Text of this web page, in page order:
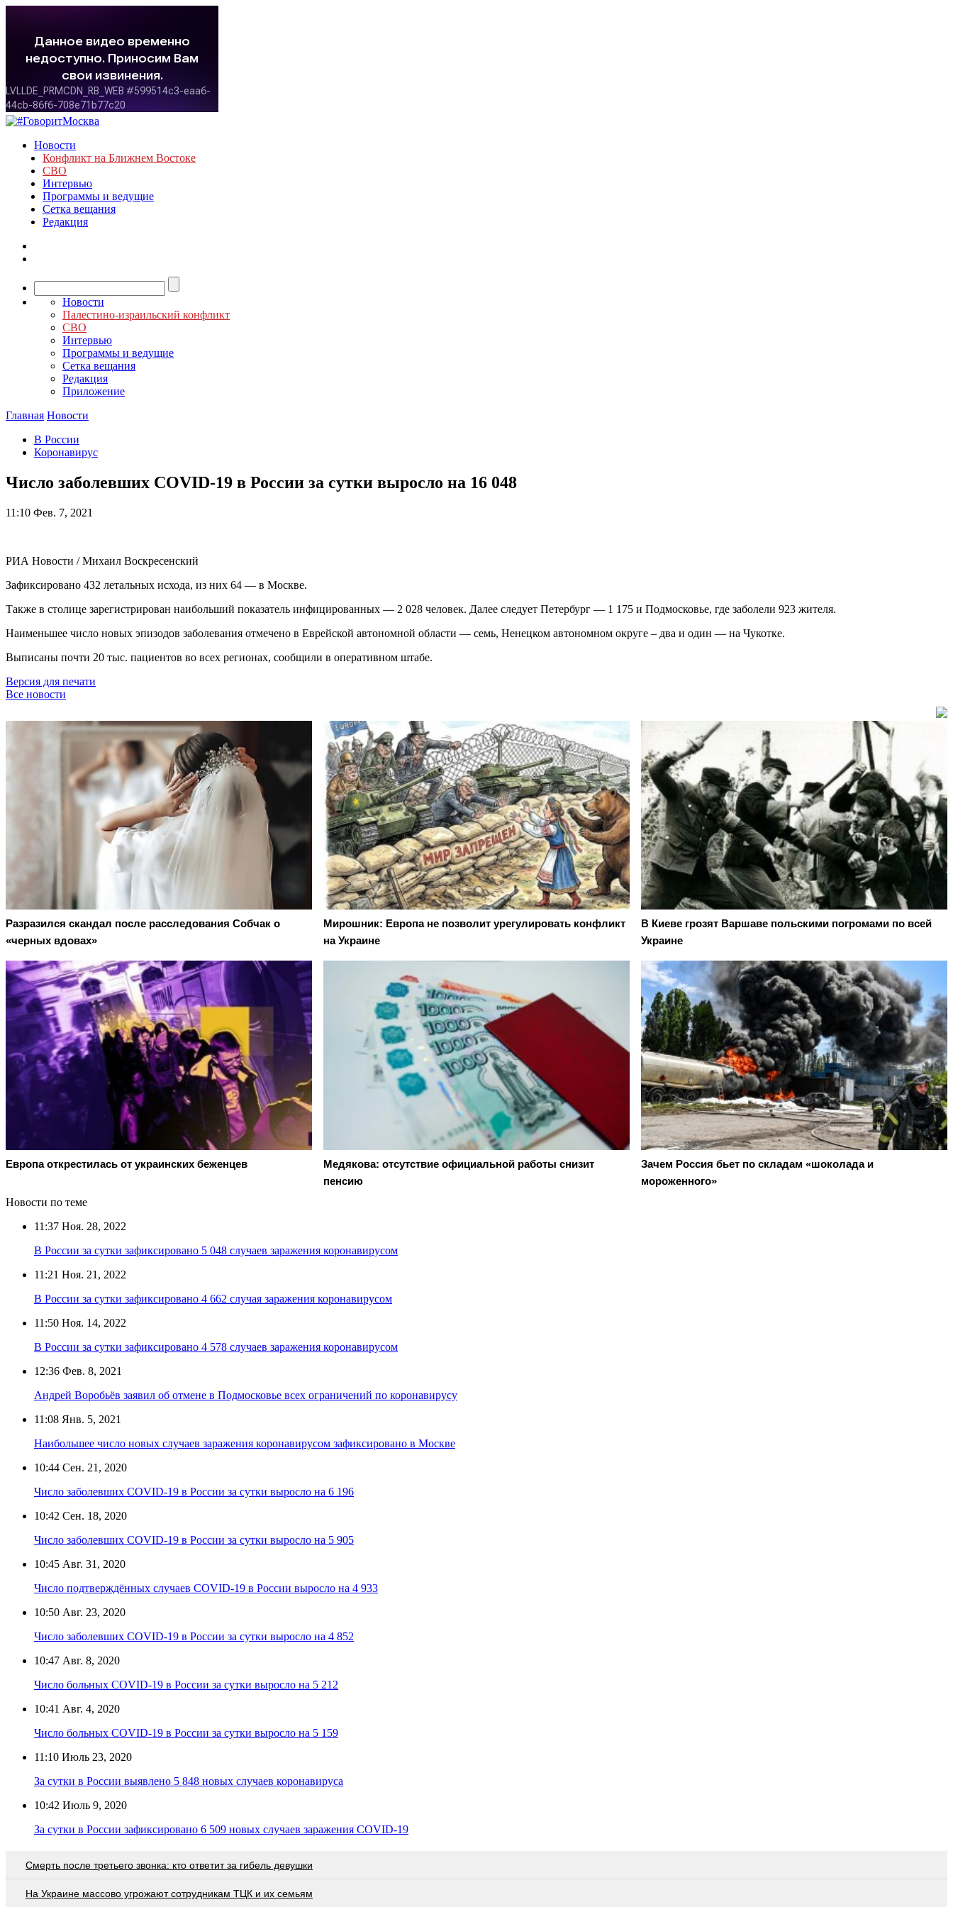
Новости
Конфликт на Ближнем Востоке
СВО
Интервью
Программы и ведущие
Сетка вещания
Редакция
Новости
Палестино-израильский конфликт
СВО
Интервью
Программы и ведущие
Сетка вещания
Редакция
Приложение
Главная Новости
В России
Коронавирус
Число заболевших COVID-19 в России за сутки выросло на 16 048
11:10 Фев. 7, 2021
РИА Новости / Михаил Воскресенский
Зафиксировано 432 летальных исхода, из них 64 — в Москве.
Также в столице зарегистрирован наибольший показатель инфицированных — 2 028 человек. Далее следует Петербург — 1 175 и Подмосковье, где заболели 923 жителя.
Наименьшее число новых эпизодов заболевания отмечено в Еврейской автономной области — семь, Ненецком автономном округе – два и один — на Чукотке.
Выписаны почти 20 тыс. пациентов во всех регионах, сообщили в оперативном штабе.
Версия для печати
Все новости
Разразился скандал после расследования Собчак о
«черных вдовах»
Мирошник: Европа не позволит урегулировать конфликт
на Украине
В Киеве грозят Варшаве польскими погромами по всей
Украине
Европа открестилась от украинских беженцев
Медякова: отсутствие официальной работы снизит
пенсию
Зачем Россия бьет по складам «шоколада и
мороженного»
Новости по теме
11:37 Ноя. 28, 2022
В России за сутки зафиксировано 5 048 случаев заражения коронавирусом
11:21 Ноя. 21, 2022
В России за сутки зафиксировано 4 662 случая заражения коронавирусом
11:50 Ноя. 14, 2022
В России за сутки зафиксировано 4 578 случаев заражения коронавирусом
12:36 Фев. 8, 2021
Андрей Воробьёв заявил об отмене в Подмосковье всех ограничений по коронавирусу
11:08 Янв. 5, 2021
Наибольшее число новых случаев заражения коронавирусом зафиксировано в Москве
10:44 Сен. 21, 2020
Число заболевших COVID-19 в России за сутки выросло на 6 196
10:42 Сен. 18, 2020
Число заболевших COVID-19 в России за сутки выросло на 5 905
10:45 Авг. 31, 2020
Число подтверждённых случаев COVID-19 в России выросло на 4 933
10:50 Авг. 23, 2020
Число заболевших COVID-19 в России за сутки выросло на 4 852
10:47 Авг. 8, 2020
Число больных COVID-19 в России за сутки выросло на 5 212
10:41 Авг. 4, 2020
Число больных COVID-19 в России за сутки выросло на 5 159
11:10 Июль 23, 2020
За сутки в России выявлено 5 848 новых случаев коронавируса
10:42 Июль 9, 2020
За сутки в России зафиксировано 6 509 новых случаев заражения COVID-19
Смерть после третьего звонка: кто ответит за гибель девушки
На Украине массово угрожают сотрудникам ТЦК и их семьям